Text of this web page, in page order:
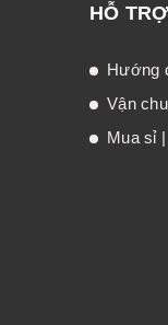
HỖ
Hướng
Vận
Mua sỉ